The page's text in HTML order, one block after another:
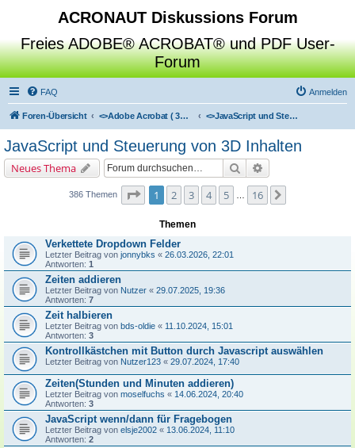
ACRONAUT Diskussions Forum
Freies ADOBE® ACROBAT® und PDF User-
Forum
FAQ Anmelden
Foren-Übersicht <>Adobe Acrobat ( 3D / Professional / Standard / Reader / Distiller ) <>JavaScript und Steuerung von 3D Inhalten
JavaScript und Steuerung von 3D Inhalten
Neues Thema Suche
386 Themen Seite von
1 2 3 4 5 16
Themen
Verkettete Dropdown Felder
Letzter Beitrag von jonnybks « 26.03.2026, 22:01
Antworten: 1
Zeiten addieren
Letzter Beitrag von Nutzer « 29.07.2025, 19:36
Antworten: 7
Zeit halbieren
Letzter Beitrag von bds-oldie « 11.10.2024, 15:01
Antworten: 3
Kontrollkästchen mit Button durch Javascript auswählen
Letzter Beitrag von Nutzer123 « 29.07.2024, 17:40
Zeiten(Stunden und Minuten addieren)
Letzter Beitrag von moselfuchs « 14.06.2024, 20:40
Antworten: 3
JavaScript wenn/dann für Fragebogen
Letzter Beitrag von elsje2002 « 13.06.2024, 11:10
Antworten: 2